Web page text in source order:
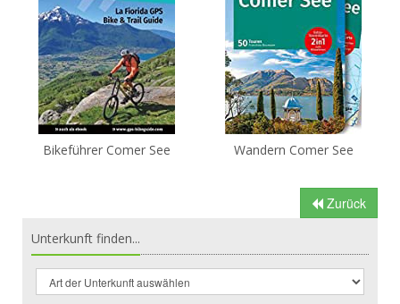
Bikeführer Comer See Wandern Comer See
Zurück
Unterkunft finden...